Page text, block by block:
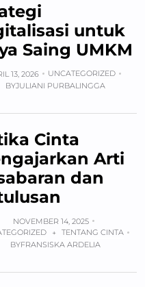
untuk
Saing UMKM
13, 2026
UNCATEGORIZED
BYJULIANI PURBALINGGA
Cinta
Arti
dan
NOVEMBER 14, 2025
+ TENTANG CINTA
BYFRANSISKA ARDELIA